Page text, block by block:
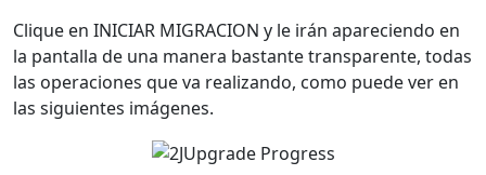
Clique en INICIAR MIGRACION y le irán apareciendo en
la pantalla de una manera bastante transparente, todas
las operaciones que va realizando, como puede ver en
las siguientes imágenes.